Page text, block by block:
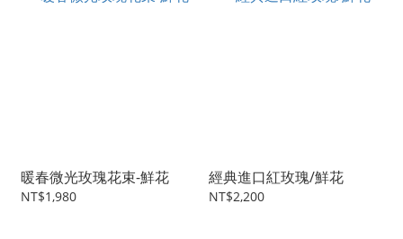
暖春微光玫瑰花束-鮮花
NT$1,980
經典進口紅玫瑰/鮮花
NT$2,200